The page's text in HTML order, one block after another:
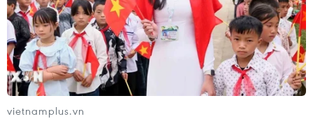
Qantas triển khai chuyến bay 'không rác
vietnamplus.vn